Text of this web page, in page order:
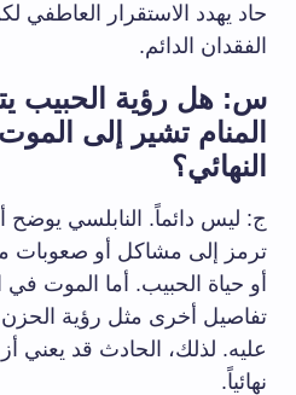
حاد يهدد الاستقرار العاطفي
الفقدان الدائم.
س: هل رؤية الحبيب
المنام تشير إلى
النهائي؟
ج:‌ ليس دائماً. النابلسي يوضح
ترمز إلى مشاكل​ أو صعوبات
أو حياة الحبيب. أما الموت
تفاصيل أخرى مثل رؤية الحزن
عليه. لذلك، الحادث قد يعني
نهائياً.